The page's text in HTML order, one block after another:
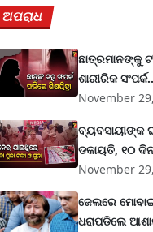
ଅପରାଧ
ଛାତ୍ରମାନଙ୍କୁ
ଶାରୀରିକ
November
ବ୍ୟବସାୟୀଙ୍କ
ଡକାୟତି, ୧୦
November
ଜେଲରେ
ଧରାପଡିଲେ